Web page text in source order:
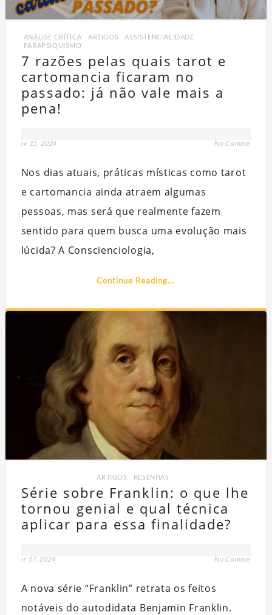
ANÁLISE CRÍTICA ARTIGOS ,ASSISTENCIALIDADE
PARAPSIQUISMO
7 razões pelas quais tarot e
cartomancia ficaram no
passado: já não vale mais a
pena!
nov 15, 2024 No Comment
Nos dias atuais, práticas místicas como tarot
e cartomancia ainda atraem algumas
pessoas, mas será que realmente fazem
sentido para quem busca uma evolução mais
lúcida? A Conscienciologia,
Continue Reading...
ARTIGOS RESENHAS
Série sobre Franklin: o que lhe
tornou genial e qual técnica
aplicar para essa finalidade?
abr 17, 2024 No Comment
A nova série “Franklin” retrata os feitos
notáveis do autodidata Benjamin Franklin.